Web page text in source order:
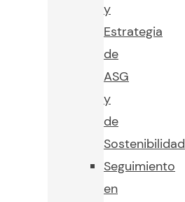
y
Estrategia
de
ASG
y
de
Sostenibilidad
Seguimiento
en